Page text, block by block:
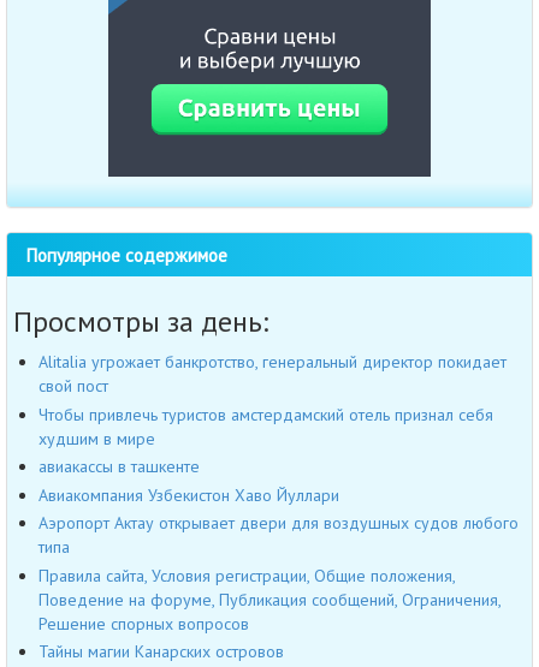
Популярное содержимое
Просмотры за день:
Alitalia угрожает банкротство, генеральный директор покидает
свой пост
Чтобы привлечь туристов амстердамский отель признал себя
худшим в мире
авиакассы в ташкенте
Авиакомпания Узбекистон Хаво Йуллари
Аэропорт Актау открывает двери для воздушных судов любого
типа
Правила сайта, Условия регистрации, Общие положения,
Поведение на форуме, Публикация сообщений, Ограничения,
Решение спорных вопросов
Тайны магии Канарских островов